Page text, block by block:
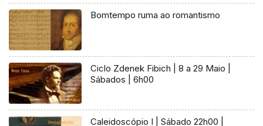
Bomtempo ruma ao romantismo
Ciclo Zdenek Fibich | 8 a 29 Maio |
Sábados | 6h00
Caleidoscópio I | Sábado 22h00 |